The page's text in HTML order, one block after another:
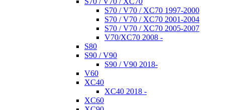
S70 / V70 / XC70 1997-2000
S70 / V70 / XC70 2001-2004
S70 / V70 / XC70 2005-2007
V70/XC70 2008 -
S80
S90 / V90
S90 / V90 2018-
V60
XC40
XC40 2018 -
XC60